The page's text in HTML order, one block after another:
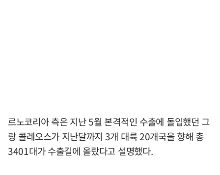
르노코리아 측은 지난 5월 본격적인 수출에 돌입했던 그
랑 콜레오스가 지난달까지 3개 대륙 20개국을 향해 총
3401대가 수출길에 올랐다고 설명했다.